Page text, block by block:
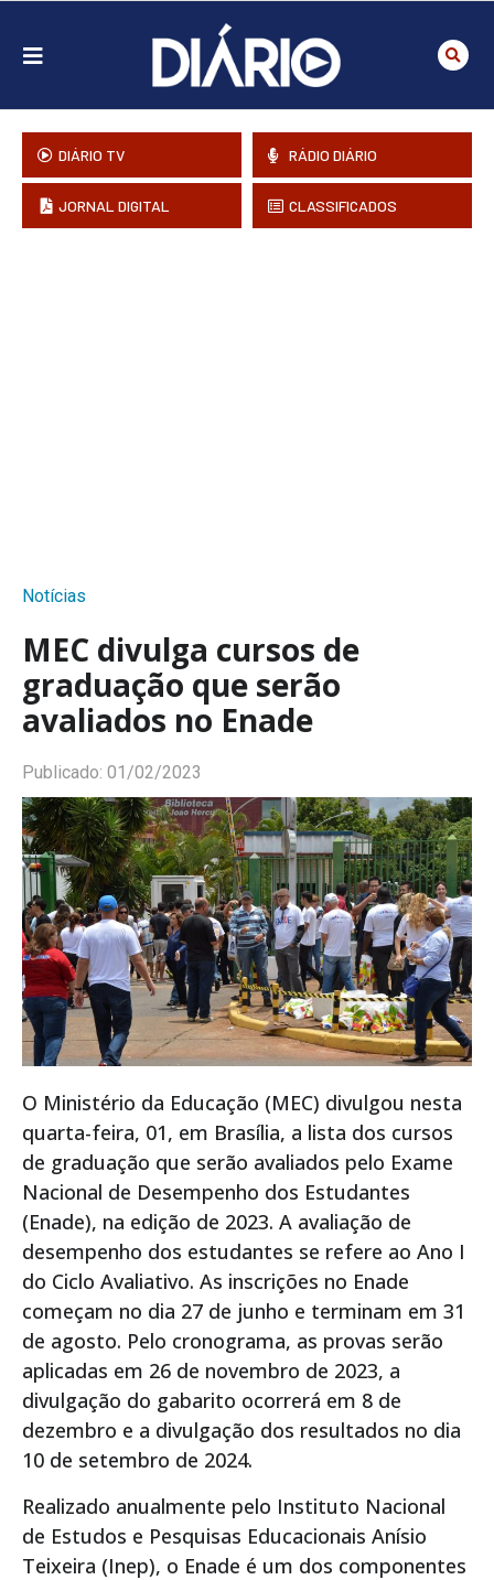
DIÁRIO TV RÁDIO DIÁRIO
JORNAL DIGITAL CLASSIFICADOS
Notícias
MEC divulga cursos de
graduação que serão
avaliados no Enade
Publicado: 01/02/2023
O Ministério da Educação (MEC) divulgou nesta
quarta-feira, 01, em Brasília, a lista dos cursos
de graduação que serão avaliados pelo Exame
Nacional de Desempenho dos Estudantes
(Enade), na edição de 2023. A avaliação de
desempenho dos estudantes se refere ao Ano I
do Ciclo Avaliativo. As inscrições no Enade
começam no dia 27 de junho e terminam em 31
de agosto. Pelo cronograma, as provas serão
aplicadas em 26 de novembro de 2023, a
divulgação do gabarito ocorrerá em 8 de
dezembro e a divulgação dos resultados no dia
10 de setembro de 2024.
Realizado anualmente pelo Instituto Nacional
de Estudos e Pesquisas Educacionais Anísio
Teixeira (Inep), o Enade é um dos componentes